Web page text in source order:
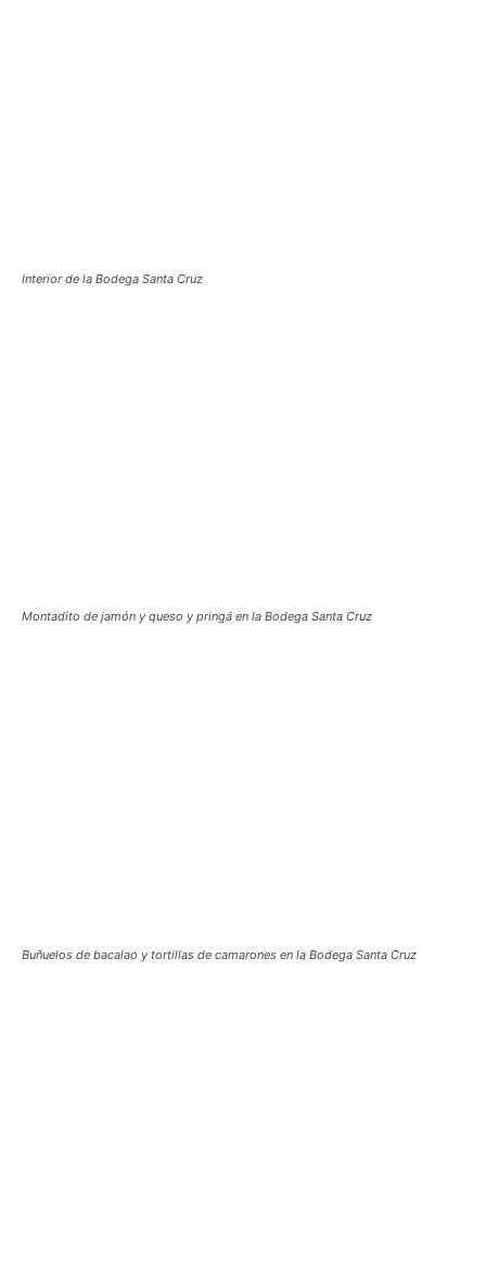
Interior de la Bodega Santa Cruz
Montadito de jamón y queso y pringá en la Bodega Santa Cruz
Buñuelos de bacalao y tortillas de camarones en la Bodega Santa Cruz